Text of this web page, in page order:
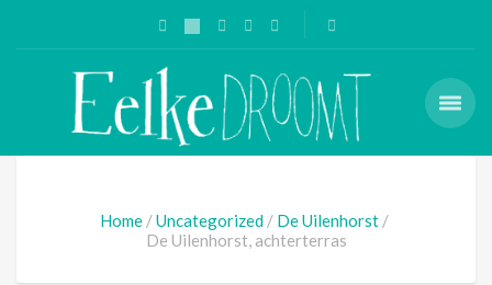
Home Uncategorized
De Uilenhorst
De Uilenhorst, achterterras